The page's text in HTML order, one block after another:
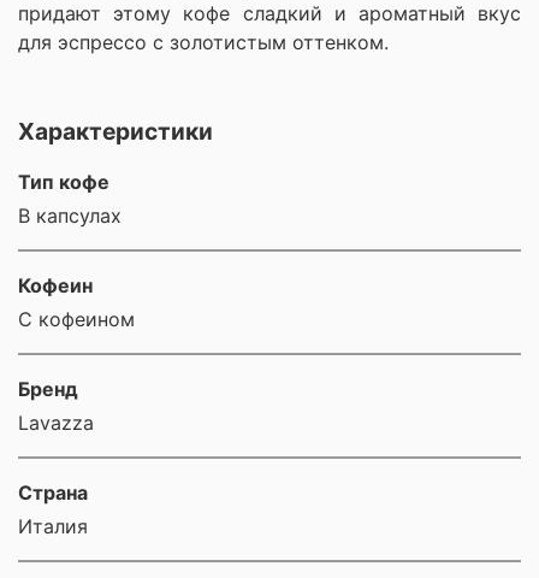
придают этому кофе сладкий и ароматный вкус
для эспрессо с золотистым оттенком.
Характеристики
Тип кофе
В капсулах
Кофеин
С кофеином
Бренд
Lavazza
Страна
Италия